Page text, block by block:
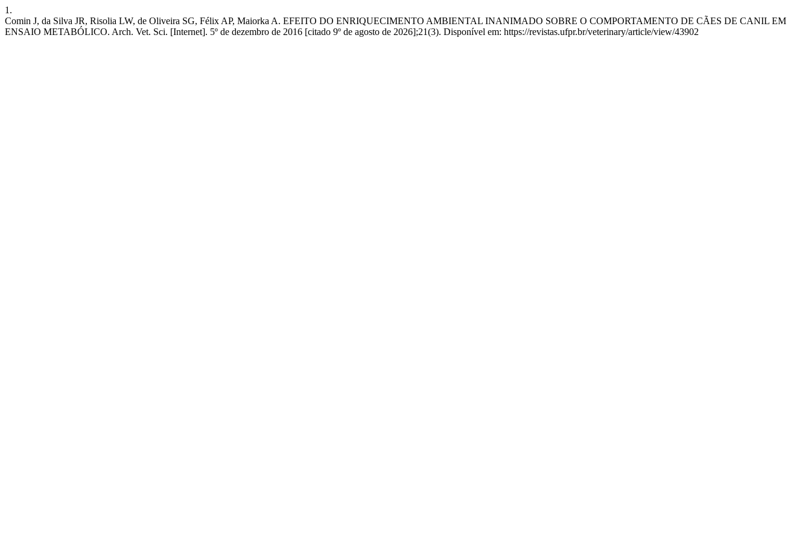
1.
Comin J, da Silva JR, Risolia LW, de Oliveira SG, Félix AP, Maiorka A. EFEITO DO ENRIQUECIMENTO AMBIENTAL INANIMADO SOBRE O COMPORTAMENTO DE CÃES DE CANIL EM
ENSAIO METABÓLICO. Arch. Vet. Sci. [Internet]. 5º de dezembro de 2016 [citado 9º de agosto de 2026];21(3). Disponível em: https://revistas.ufpr.br/veterinary/article/view/43902